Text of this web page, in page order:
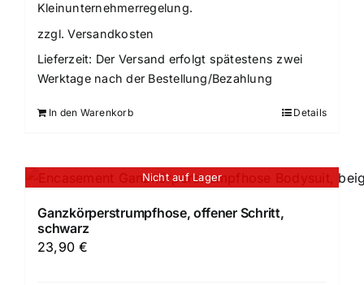
Kleinunternehmerregelung.
zzgl.Versandkosten
Lieferzeit: Der Versand erfolgt spätestens zwei
Werktage nach der Bestellung/Bezahlung
In den Warenkorb Details
Nicht auf Lager
Ganzkörperstrumpfhose, offener Schritt,
schwarz
23,90€